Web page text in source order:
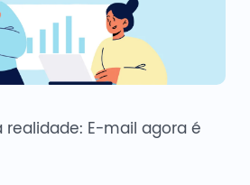
E-mail agora é